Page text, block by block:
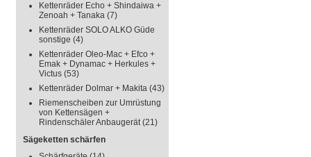
Kettenräder Echo + Shindaiwa +
Zenoah + Tanaka (7)
Kettenräder SOLO ALKO Güde
sonstige (4)
Kettenräder Oleo-Mac + Efco +
Emak + Dynamac + Herkules +
Victus (53)
Kettenräder Dolmar + Makita (43)
Riemenscheiben zur Umrüstung
von Kettensägen +
Rindenschäler Anbaugerät(21)
Sägeketten schärfen